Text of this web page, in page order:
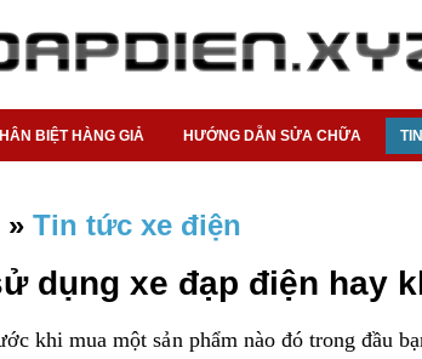
BIỆT HÀNG GIẢ HƯỚNG DẪN SỬA CHỮA
» Tin tức xe điện
dụng xe đạp điện hay
khi mua một sản phẩm nào đó trong đầu